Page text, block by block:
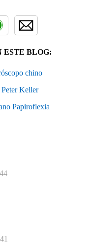
ESTE BLOG:
chino
Keller
Papiroflexia